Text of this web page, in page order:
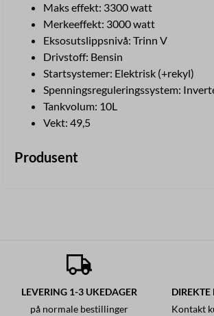
Maks effekt: 3300 watt
Merkeeffekt: 3000 watt
Eksosutslippsnivå: Trinn V
Drivstoff: Bensin
Startsystemer: Elektrisk (+rekyl)
Spenningsreguleringssystem:
Tankvolum: 10L
Vekt: 49,5
Produsent
LEVERING 1-3 UKEDAGER
på normale bestillinger
DIREKTE
Kontakt